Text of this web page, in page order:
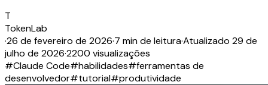
T
TokenLab
·26 de fevereiro de 2026·7 min de leitura·Atualizado 29 de
julho de 2026·2200 visualizações
#Claude Code#habilidades#ferramentas de
desenvolvedor#tutorial#produtividade